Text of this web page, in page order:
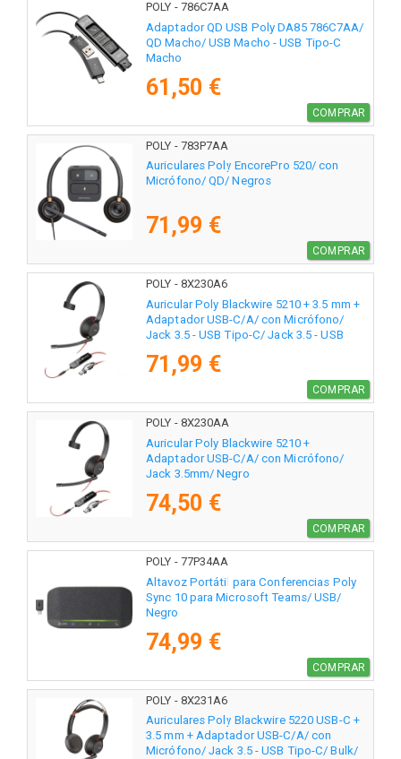
POLY - 786C7AA
Adaptador QD USB Poly DA85 786C7AA/
QD Macho/ USB Macho - USB Tipo-C
Macho
61,50 €
COMPRAR
POLY - 783P7AA
Auriculares Poly EncorePro 520/ con
Micrófono/ QD/ Negros
71,99 €
COMPRAR
POLY - 8X230A6
Auricular Poly Blackwire 5210 + 3.5 mm +
Adaptador USB-C/A/ con Micrófono/
Jack 3.5 - USB Tipo-C/ Jack 3.5 - USB
71,99 €
COMPRAR
POLY - 8X230AA
Auricular Poly Blackwire 5210 +
Adaptador USB-C/A/ con Micrófono/
Jack 3.5mm/ Negro
74,50 €
COMPRAR
POLY - 77P34AA
Altavoz Portátil para Conferencias Poly
Sync 10 para Microsoft Teams/ USB/
Negro
74,99 €
COMPRAR
POLY - 8X231A6
Auriculares Poly Blackwire 5220 USB-C +
3.5 mm + Adaptador USB-C/A/ con
Micrófono/ Jack 3.5 - USB Tipo-C/ Bulk/